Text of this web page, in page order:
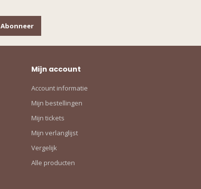
Abonneer
Mijn account
Account informatie
Mijn bestellingen
Mijn tickets
Mijn verlanglijst
Vergelijk
Alle producten